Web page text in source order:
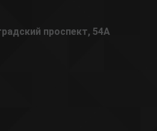
проспект, 54А